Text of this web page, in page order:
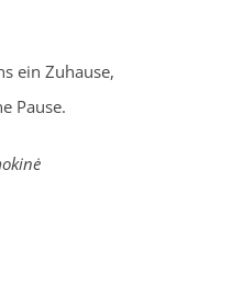
ein Zuhause,
Pause.